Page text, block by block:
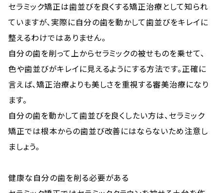
セラミック矯正は歯並びを良くする矯正治療として知られ
ていますが、実際に自分の歯を動かして歯並びをキレイに
整えるわけではありません。
自分の歯を削って上からセラミックの被せものを乗せて、
色や歯並びがキレイに見えるようにする方法です。正確に
言えば、矯正治療よりも美しさを重視する審美治療になり
ます。
自分の歯を動かして歯並びを良くしたい方は、セラミック
矯正では根本からの歯並び改善にはならないため注意し
ましょう。
健康な自分の歯を削る必要がある